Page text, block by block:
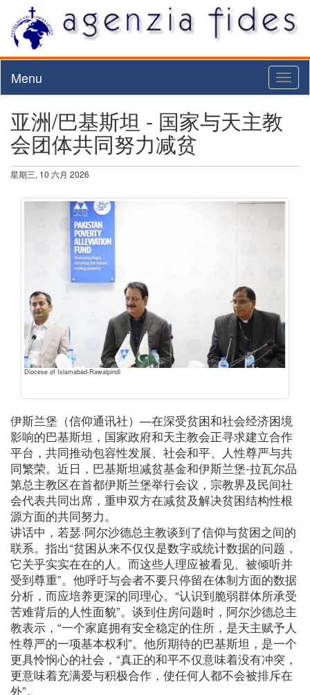
Menu
亚洲/巴基斯坦 - 国家与天主教
会团体共同努力减贫
星期三, 10 六月 2026
Diocese of Islamabad-Rawalpindi
伊斯兰堡（信仰通讯社）—在深受贫困和社会经济困境
影响的巴基斯坦，国家政府和天主教会正寻求建立合作
平台，共同推动包容性发展、社会和平、人性尊严与共
同繁荣。近日，巴基斯坦减贫基金和伊斯兰堡-拉瓦尔品
第总主教区在首都伊斯兰堡举行会议，宗教界及民间社
会代表共同出席，重申双方在减贫及解决贫困结构性根
源方面的共同努力。
讲话中，若瑟·阿尔沙德总主教谈到了信仰与贫困之间的
联系。指出“贫困从来不仅仅是数字或统计数据的问题，
它关乎实实在在的人。而这些人理应被看见、被倾听并
受到尊重”。他呼吁与会者不要只停留在体制方面的数据
分析，而应培养更深的同理心。“认识到脆弱群体所承受
苦难背后的人性面貌”。谈到住房问题时，阿尔沙德总主
教表示，“一个家庭拥有安全稳定的住所，是天主赋予人
性尊严的一项基本权利”。他所期待的巴基斯坦，是一个
更具怜悯心的社会，“真正的和平不仅意味着没有冲突，
更意味着充满爱与积极合作，使任何人都不会被排斥在
外”。